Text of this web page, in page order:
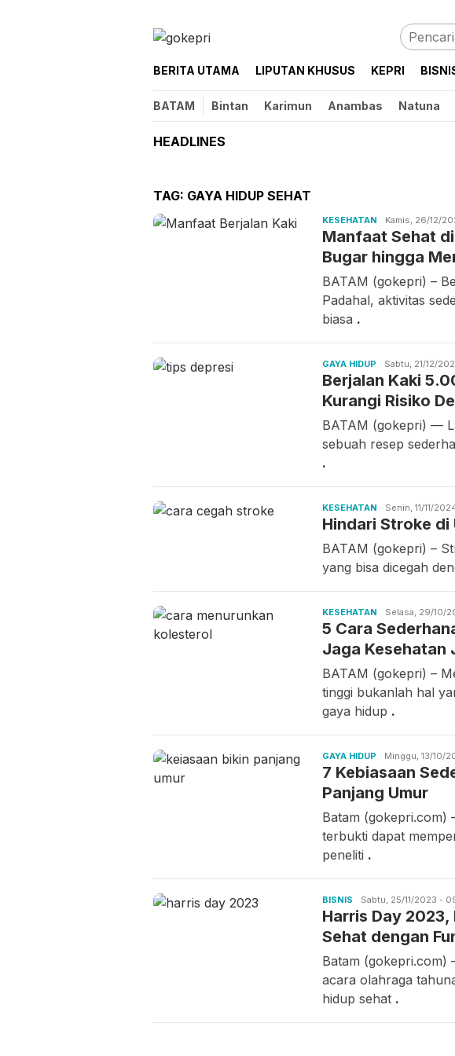
BERITA UTAMA LIPUTAN KHUSUS KEPRI
BATAM Bintan Karimun Anambas Natuna
HEADLINES
TAG: GAYA HIDUP SEHAT
KESEHATAN Candra
Gunawan
Kamis, 26/12/
Manfaat Sehat
Bugar hingga
BATAM (gokepri) –
Padahal, aktivitas
biasa .
GAYA HIDUP Candra
Gunawan
Sabtu, 21/12/
Berjalan Kaki
Kurangi Risiko
BATAM (gokepri) —
sebuah resep
.
KESEHATAN Candra
Gunawan
Senin, 11/11/
Hindari Stroke di
BATAM (gokepri) –
yang bisa dicegah
KESEHATAN Candra
Gunawan
Selasa, 29/10/
5 Cara
Jaga Kesehatan
BATAM (gokepri) –
tinggi bukanlah hal
gaya hidup .
GAYA HIDUP Asrul
Rahmawati
Minggu, 13/10/
7 Kebiasaan
Panjang Umur
Batam (gokepri.com)
terbukti dapat
peneliti .
BISNIS Asrul
Rahmawati
Sabtu, 25/11/2023 -
Harris Day
Sehat dengan
Batam (gokepri.com)
acara olahraga
hidup sehat .